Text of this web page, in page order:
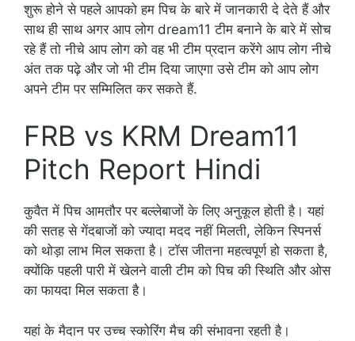
शुरू होने से पहले आपको हम पिच के बारे में जानकारी दे देते हैं और
साथ ही साथ अगर आप लोग dream11 टीम बनाने के बारे में सोच
रहे हैं तो नीचे आप लोग को वह भी टीम प्रदान करेंगे आप लोग नीचे
अंत तक पढ़े और जो भी टीम दिया जाएगा उसे टीम को आप लोग
अपने टीम पर सम्मिलित कर सकते हैं.
FRB vs KRM Dream11
Pitch Report Hindi
कुवैत में पिच आमतौर पर बल्लेबाजों के लिए अनुकूल होती है। यहां
की सतह से गेंदबाजों को ज्यादा मदद नहीं मिलती, लेकिन स्पिनर्स
को थोड़ा लाभ मिल सकता है। टॉस जीतना महत्वपूर्ण हो सकता है,
क्योंकि पहली पारी में खेलने वाली टीम को पिच की स्थिति और ओस
का फायदा मिल सकता है।
यहां के मैदान पर उच्च स्कोरिंग मैच की संभावना रहती है।